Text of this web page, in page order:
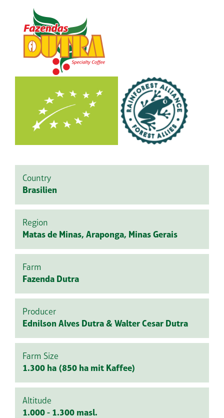
Country
Brasilien
Region
Matas de Minas, Araponga, Minas Gerais
Farm
Fazenda Dutra
Producer
Ednilson Alves Dutra & Walter Cesar Dutra
Farm Size
1.300 ha (850 ha mit Kaffee)
Altitude
1.000 - 1.300 masl.